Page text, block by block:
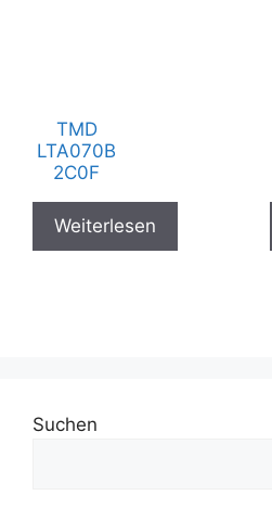
TMD
LTA070B
2C0F
Weiterlesen
Suchen